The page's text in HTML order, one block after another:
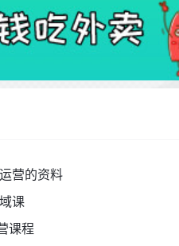
营的资料
课
课程